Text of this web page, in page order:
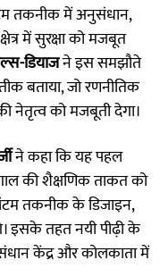
तकनीक में अनुसंधान,
में सुरक्षा को मजबूत
डियाजने इस समझौते
बताया, जो रणनीतिक
नेतृत्व को मजबूती देगा।
ने कहा कि यह पहल
की शैक्षणिक ताकत को
तकनीक के डिजाइन,
इसके तहत नयी पीढ़ी के
केंद्र और कोलकाता में